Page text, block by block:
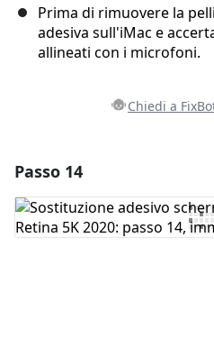
Prima di rimuovere la
adesiva sull'iMac e
allineati con i microfoni.
Chiedi a
Aggiungi Commento
Passo 14